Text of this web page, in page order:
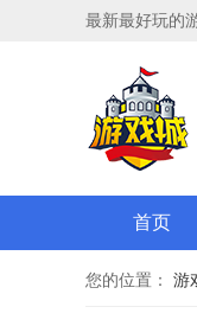
最新最好玩的
首页
您的位置： 游